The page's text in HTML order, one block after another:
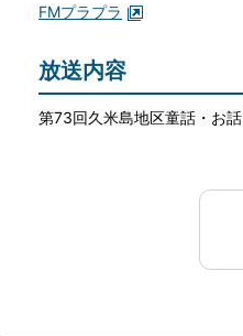
FMプラプラ
放送内容
第73回久米島地区童話・お